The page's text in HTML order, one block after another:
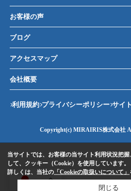
JA
お客様の声
ブログ
アクセスマップ
会社概要
利用規約 プライバシーポリシー サイ
Copyright(c) MIRAIRIS株式会社
当サイトでは、お客様の当サイト利用状況把
して、クッキー（Cookie）を使用しています。
詳しくは、当社の 「Cookieの取扱いについて」
閉じる